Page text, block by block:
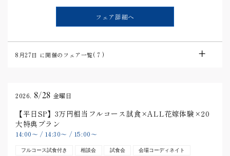
フェア詳細へ
8月27日 に開催のフェア一覧(7 )
2026. 8/28 金曜日
【平日SP】3万円相当フルコース試食×ALL花嫁体験×20
大特典プラン
14:00〜 / 14:30〜 / 15:00〜
フルコース試食付き 相談会 試食会
会場コーディネイト